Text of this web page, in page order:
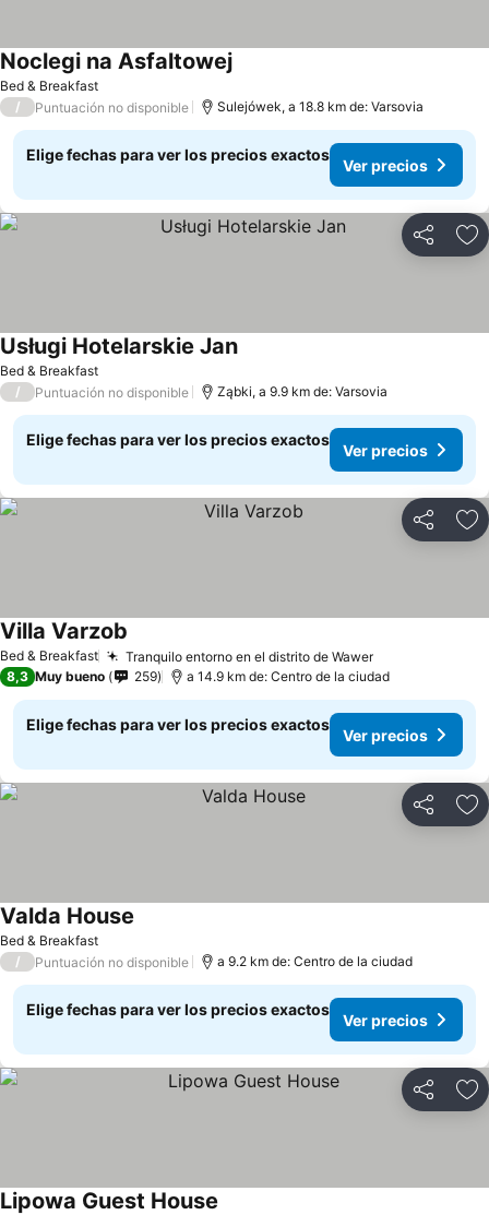
Bed & Breakfast
Noclegi na AsfaltowejVer precios
/ Puntuación no disponible Sulejówek, a 18.8 km de: Varsovia
Elige fechas para ver los precios exactos
Ver precios
Compartir
Bed & Breakfast
Usługi Hotelarskie JanVer precios
/ Puntuación no disponible Ząbki, a 9.9 km de: Varsovia
Elige fechas para ver los precios exactos
Ver precios
Compartir
Bed & Breakfast Tranquilo entorno en el distrito de WawerVer precios
Villa Varzob
8,3 Muy bueno 259 a 14.9 km de: Centro de la ciudad
Elige fechas para ver los precios exactos
Ver precios
Compartir
Bed & Breakfast
Valda House
/ Puntuación no disponible a 9.2 km de: Centro de la ciudad
Elige fechas para ver los precios exactos
Ver precios
Compartir
Lipowa Guest House